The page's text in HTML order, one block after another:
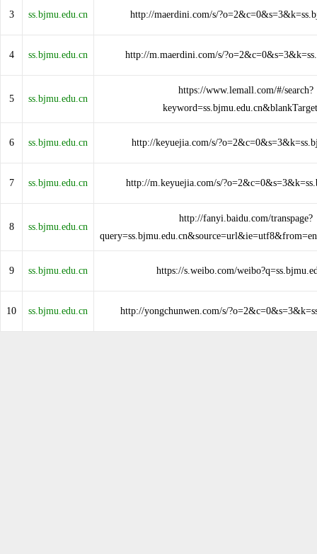
3 ss.bjmu.edu.cn http://maerdini.com/s/
4 ss.bjmu.edu.cn http://m.maerdini.com/s/
5 ss.bjmu.edu.cn
https://www.lemall.com/#/search?
6 ss.bjmu.edu.cn http://keyuejia.com/s/
7 ss.bjmu.edu.cn http://m.keyuejia.com/s/
8 ss.bjmu.edu.cn
http://fanyi.baidu.com/transpage?
9 ss.bjmu.edu.cn https://s.weibo.com/
10 ss.bjmu.edu.cn http://yongchunwen.com/s/